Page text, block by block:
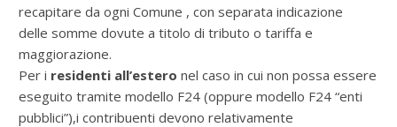
recapitare da ogni Comune , con separata indicazione
delle somme dovute a titolo di tributo o tariffa e
maggiorazione.
Per i residenti all’estero nel caso in cui non possa essere
eseguito tramite modello F24 (oppure modello F24 “enti
pubblici”),i contribuenti devono relativamente